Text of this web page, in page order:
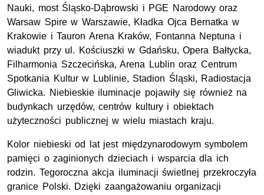
Nauki, most Śląsko-Dąbrowski i PGE Narodowy oraz
Warsaw Spirew Warszawie, Kładka Ojca Bernatka w
Krakowie i Tauron Arena Kraków, Fontanna Neptuna i
wiadukt przy ul. Kościuszki w Gdańsku, Opera Bałtycka,
Filharmonia Szczecińska, Arena Lublin oraz Centrum
Spotkania Kultur w Lublinie, Stadion Śląski, Radiostacja
Gliwicka. Niebieskie iluminacje pojawiły się również na
budynkach urzędów, centrów kultury i obiektach
użyteczności publicznej w wielu miastach kraju.
Kolor niebieski od lat jest międzynarodowym symbolem
pamięci o zaginionych dzieciach i wsparcia dla ich
rodzin. Tegoroczna akcja iluminacji świetlnej przekroczyła
granice Polski. Dzięki zaangażowaniu organizacji